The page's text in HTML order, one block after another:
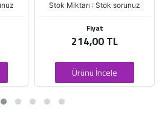
Stok Miktarı : Stok sorunuz
Fiyat
214,00 TL
Ürünü İncele